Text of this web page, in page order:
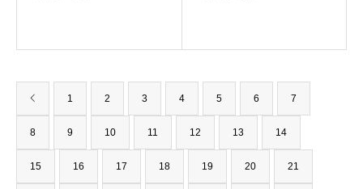
1 2 3 4 5 6 7
8 9 10 11 12 13 14
15 16 17 18 19 20 21